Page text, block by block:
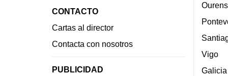
CONTACTO
Cartas al director
Contacta con nosotros
PUBLICIDAD
Vigo